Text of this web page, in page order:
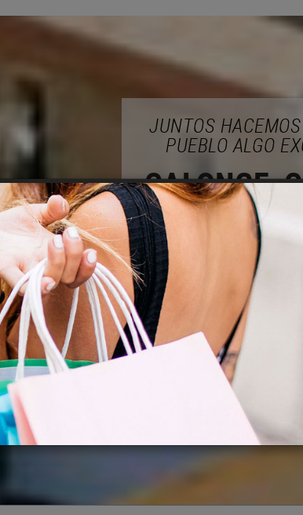
JUNTOS
PUEBLO ALGO
CALONGE,
Actuamos en bien de las
y de su desarrollo
mejoramiento de la vida
la población